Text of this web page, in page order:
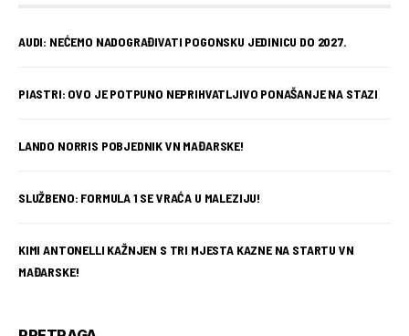
AUDI: NEĆEMO NADOGRAĐIVATI POGONSKU JEDINICU DO 2027.
PIASTRI: OVO JE POTPUNO NEPRIHVATLJIVO PONAŠANJE NA STAZI
LANDO NORRIS POBJEDNIK VN MAĐARSKE!
SLUŽBENO: FORMULA 1 SE VRAĆA U MALEZIJU!
KIMI ANTONELLI KAŽNJEN S TRI MJESTA KAZNE NA STARTU VN
MAĐARSKE!